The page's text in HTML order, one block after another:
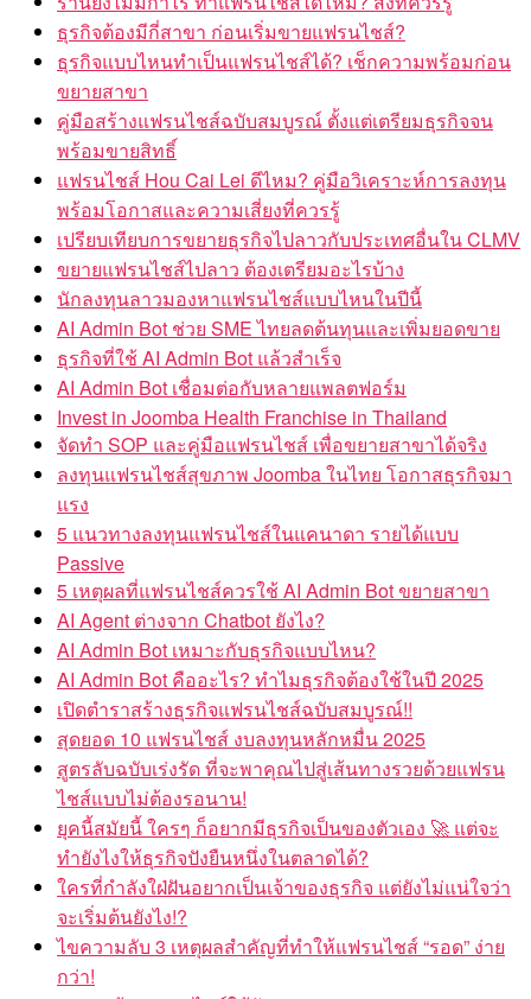
ธุรกิจต้องมีกี่สาขา ก่อนเริ่มขายแฟรนไชส์?
ธุรกิจแบบไหนทำเป็นแฟรนไชส์ได้? เช็กความพร้อมก่อน
ขยายสาขา
คู่มือสร้างแฟรนไชส์ฉบับสมบูรณ์ ตั้งแต่เตรียมธุรกิจจน
พร้อมขายสิทธิ์
แฟรนไชส์ Hou Cai Lei ดีไหม? คู่มือวิเคราะห์การลงทุน
พร้อมโอกาสและความเสี่ยงที่ควรรู้
เปรียบเทียบการขยายธุรกิจไปลาวกับประเทศอื่นใน CLMV
ขยายแฟรนไชส์ไปลาว ต้องเตรียมอะไรบ้าง
นักลงทุนลาวมองหาแฟรนไชส์แบบไหนในปีนี้
AI Admin Bot ช่วย SME ไทยลดต้นทุนและเพิ่มยอดขาย
ธุรกิจที่ใช้ AI Admin Bot แล้วสำเร็จ
AI Admin Bot เชื่อมต่อกับหลายแพลตฟอร์ม
Invest in Joomba Health Franchise in Thailand
จัดทำ SOP และคู่มือแฟรนไชส์ เพื่อขยายสาขาได้จริง
ลงทุนแฟรนไชส์สุขภาพ Joomba ในไทย โอกาสธุรกิจมา
แรง
5 แนวทางลงทุนแฟรนไชส์ในแคนาดา รายได้แบบ
Passive
5 เหตุผลที่แฟรนไชส์ควรใช้ AI Admin Bot ขยายสาขา
AI Agent ต่างจาก Chatbot ยังไง?
AI Admin Bot เหมาะกับธุรกิจแบบไหน?
AI Admin Bot คืออะไร? ทำไมธุรกิจต้องใช้ในปี 2025
เปิดตำราสร้างธุรกิจแฟรนไชส์ฉบับสมบูรณ์!!
สุดยอด 10 แฟรนไชส์ งบลงทุนหลักหมื่น 2025
สูตรลับฉบับเร่งรัด ที่จะพาคุณไปสู่เส้นทางรวยด้วยแฟรน
ไชส์แบบไม่ต้องรอนาน!
ยุคนี้สมัยนี้ ใครๆ ก็อยากมีธุรกิจเป็นของตัวเอง 🚀 แต่จะ
ทำยังไงให้ธุรกิจปังยืนหนึ่งในตลาดได้?
ใครที่กำลังใฝ่ฝันอยากเป็นเจ้าของธุรกิจ แต่ยังไม่แน่ใจว่า
จะเริ่มต้นยังไง!?
ไขความลับ 3 เหตุผลสำคัญที่ทำให้แฟรนไชส์ “รอด” ง่าย
กว่า!